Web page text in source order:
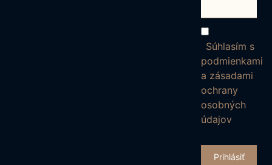
Súhlasím s
podmienkami
a zásadami
ochrany
osobných
údajov